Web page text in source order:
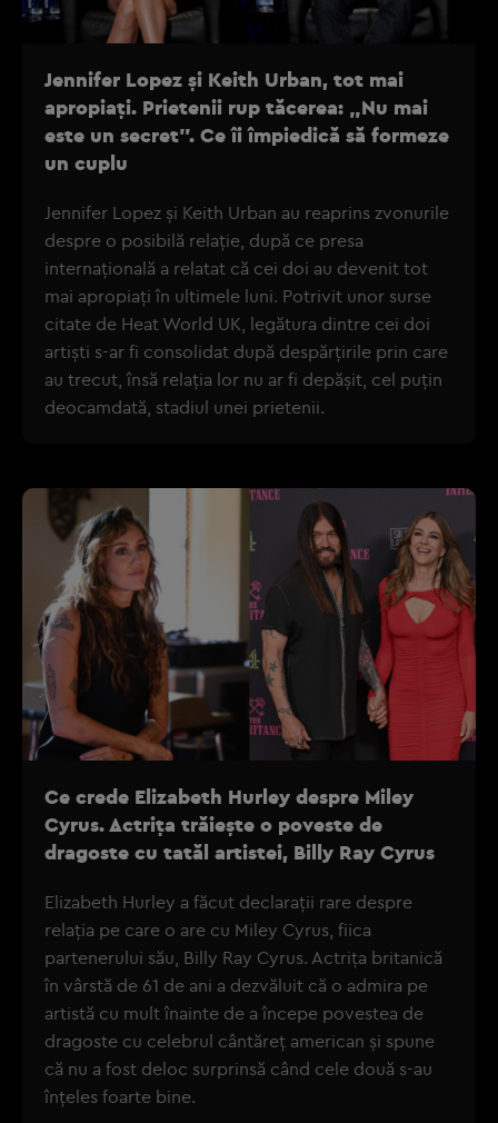
Jennifer Lopez și Keith Urban, tot mai
apropiați. Prietenii rup tăcerea: „Nu mai
este un secret”. Ce îi împiedică să formeze
un cuplu
Jennifer Lopez și Keith Urban au reaprins zvonurile
despre o posibilă relație, după ce presa
internațională a relatat că cei doi au devenit tot
mai apropiați în ultimele luni. Potrivit unor surse
citate de Heat World UK, legătura dintre cei doi
artiști s-ar fi consolidat după despărțirile prin care
au trecut, însă relația lor nu ar fi depășit, cel puțin
deocamdată, stadiul unei prietenii.
Ce crede Elizabeth Hurley despre Miley
Cyrus. Actrița trăiește o poveste de
dragoste cu tatăl artistei, Billy Ray Cyrus
Elizabeth Hurley a făcut declarații rare despre
relația pe care o are cu Miley Cyrus, fiica
partenerului său, Billy Ray Cyrus. Actrița britanică
în vârstă de 61 de ani a dezvăluit că o admira pe
artistă cu mult înainte de a începe povestea de
dragoste cu celebrul cântăreț american și spune
că nu a fost deloc surprinsă când cele două s-au
înțeles foarte bine.